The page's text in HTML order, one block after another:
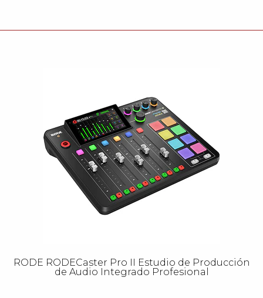
RODE RODECaster Pro II Estudio de Producción
de Audio Integrado Profesional